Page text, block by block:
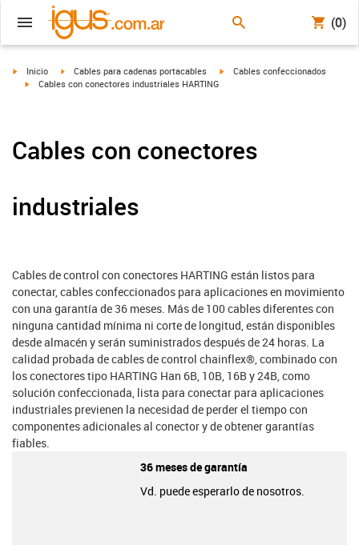
(0)
igus-icon-arrow-right
Inicio igus-icon-arrow-right
Cables para cadenas portacables igus-icon-arrow-right
Cables confeccionados
igus-icon-arrow-right
Cables con conectores industriales HARTING
Cables con conectores
industriales
Cables de control con conectores HARTING están listos para
conectar, cables confeccionados para aplicaciones en movimiento
con una garantía de 36 meses. Más de 100 cables diferentes con
ninguna cantidad mínima ni corte de longitud, están disponibles
desde almacén y serán suministrados después de 24 horas. La
calidad probada de cables de control chainflex®, combinado con
los conectores tipo HARTING Han 6B, 10B, 16B y 24B, como
solución confeccionada, lista para conectar para aplicaciones
industriales previenen la necesidad de perder el tiempo con
componentes adicionales al conector y de obtener garantías
fiables.
36 meses de garantía
Vd. puede esperarlo de nosotros.